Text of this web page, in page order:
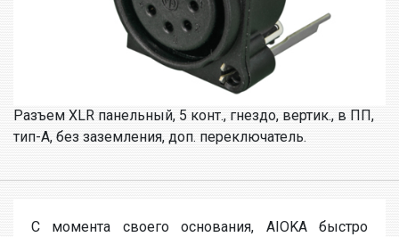
Разъем XLR панельный, 5 конт., гнездо, вертик., в ПП,
тип-A, без заземления, доп. переключатель.
С момента своего основания, AIOKA быстро